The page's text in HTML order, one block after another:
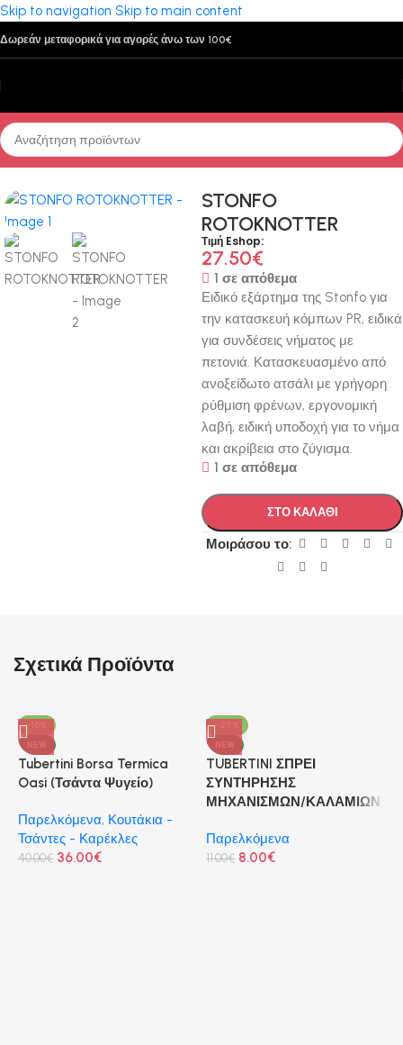
Skip to navigation Skip to main content
Δωρεάν μεταφορικά για αγορές άνω των 100€
Αρχική σελίδα/Παρελκόμενα/Πενσάκια - Ψαλιδάκια - Μαχαίρια
STONFO
ROTOKNOTTER
Τιμή Eshop:
27.50€
1 σε απόθεμα
Ειδικό εξάρτημα της Stonfo για
την κατασκευή κόμπων PR, ειδικά
για συνδέσεις νήματος με
πετονιά. Κατασκευασμένο από
ανοξείδωτο ατσάλι με γρήγορη
ρύθμιση φρένων, εργονομική
λαβή, ειδική υποδοχή για το νήμα
και ακρίβεια στο ζύγισμα.
1 σε απόθεμα
ΣΤΟ ΚΑΛΑΘΙ
Μοιράσου το:
Σχετικά Προϊόντα
-10%
NEW
Tubertini Borsa Termica
Oasi (Τσάντα Ψυγείο)
Παρελκόμενα, Κουτάκια -
Τσάντες - Καρέκλες
40.00€ 36.00€
-27%
NEW
TUBERTINI ΣΠΡΕΙ
ΣΥΝΤΗΡΗΣΗΣ
ΜΗΧΑΝΙΣΜΩΝ/ΚΑΛΑΜΙΩΝ
Παρελκόμενα
11.00€ 8.00€